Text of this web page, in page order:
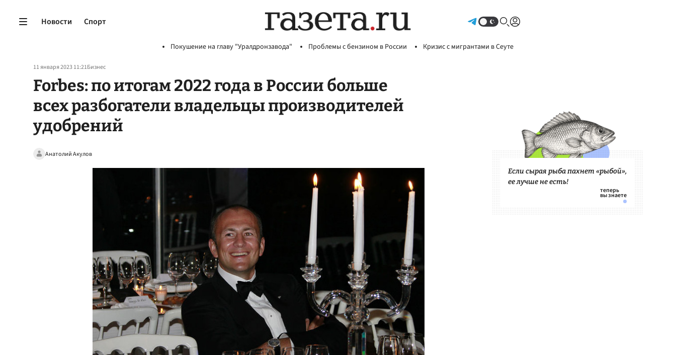
Новости Спорт
Покушение на главу "Уралдронзавода" Проблемы с бензином в России Кризис с мигрантами в Сеуте
11 января 2023 11:21Бизнес
Forbes: по итогам 2022 года в России больше
всех разбогатели владельцы производителей
удобрений
Анатолий Акулов
Если сырая рыба пахнет «рыбой»,
ее лучше не есть!